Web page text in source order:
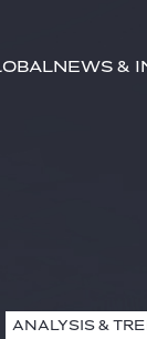
News &
ANALYSIS &